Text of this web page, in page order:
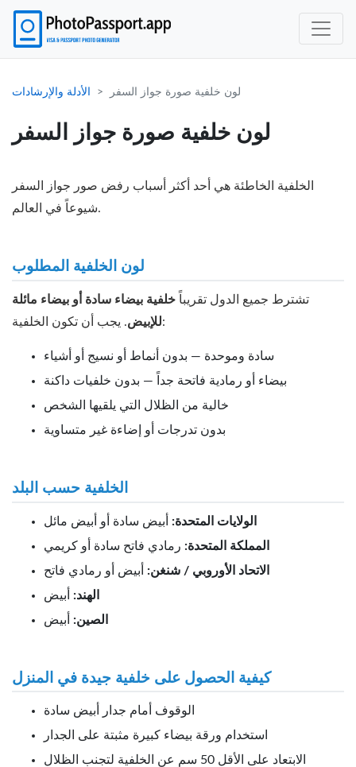
الأدلة والإرشادات لون خلفية صورة جواز السفر
لون خلفية صورة جواز السفر
الخلفية الخاطئة هي أحد أكثر أسباب رفض صور جواز السفر
شيوعاً في العالم.
لون الخلفية المطلوب
تشترط جميع الدول تقريباً خلفية بيضاء سادة أو بيضاء مائلة
للإبيض. يجب أن تكون الخلفية:
سادة وموحدة — بدون أنماط أو نسيج أو أشياء
بيضاء أو رمادية فاتحة جداً — بدون خلفيات داكنة
خالية من الظلال التي يلقيها الشخص
بدون تدرجات أو إضاءة غير متساوية
الخلفية حسب البلد
الولايات المتحدة: أبيض سادة أو أبيض مائل
المملكة المتحدة: رمادي فاتح سادة أو كريمي
الاتحاد الأوروبي / شنغن: أبيض أو رمادي فاتح
الهند: أبيض
الصين: أبيض
كيفية الحصول على خلفية جيدة في المنزل
الوقوف أمام جدار أبيض سادة
استخدام ورقة بيضاء كبيرة مثبتة على الجدار
الابتعاد على الأقل 50 سم عن الخلفية لتجنب الظلال